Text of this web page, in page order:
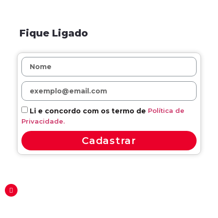
Fique Ligado
Li e concordo com os termo de Política de
Privacidade.
Cadastrar